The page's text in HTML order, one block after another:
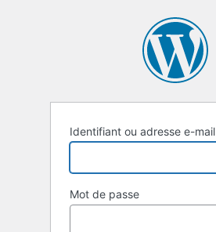
Identifiant ou adresse e-mail
Mot de passe